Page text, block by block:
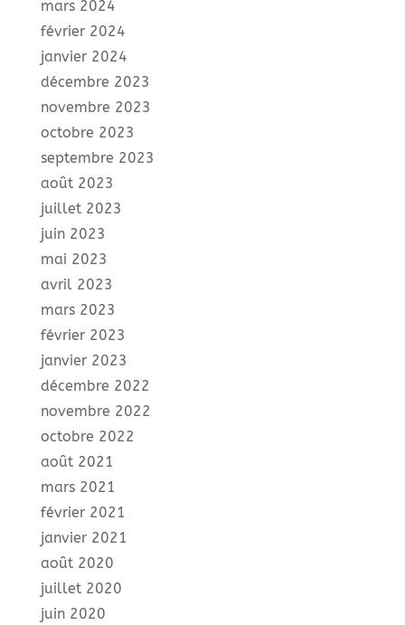
mars 2024
février 2024
janvier 2024
décembre 2023
novembre 2023
octobre 2023
septembre 2023
août 2023
juillet 2023
juin 2023
mai 2023
avril 2023
mars 2023
février 2023
janvier 2023
décembre 2022
novembre 2022
octobre 2022
août 2021
mars 2021
février 2021
janvier 2021
août 2020
juillet 2020
juin 2020